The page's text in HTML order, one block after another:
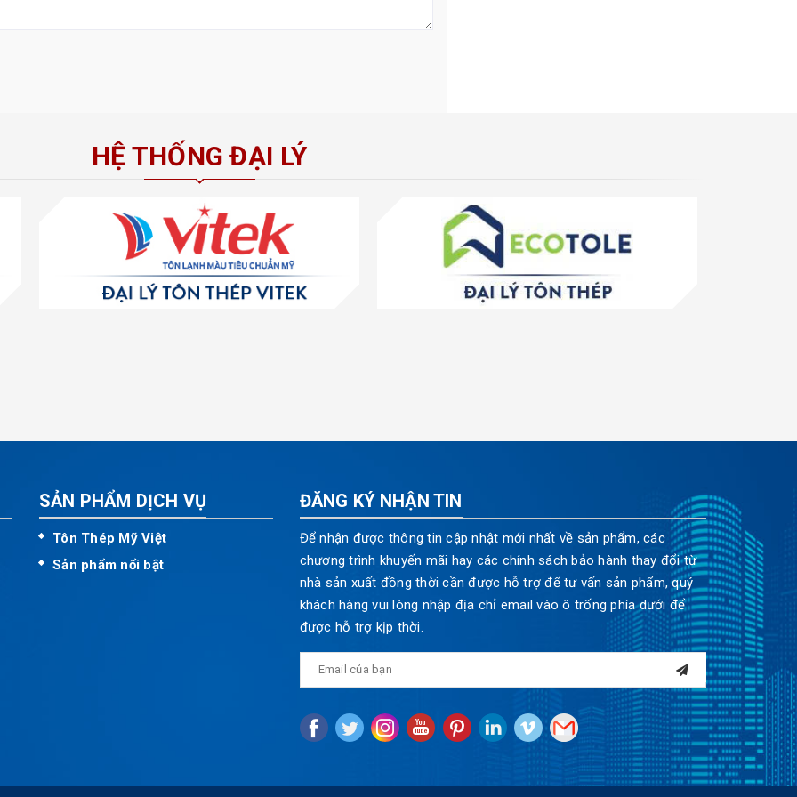
HỆ THỐNG ĐẠI LÝ
SẢN PHẨM DỊCH VỤ
Tôn Thép Mỹ Việt
Sản phẩm nổi bật
ĐĂNG KÝ NHẬN TIN
Để nhận được thông tin cập nhật mới nhất về sản phẩm, các
chương trình khuyến mãi hay các chính sách bảo hành thay đổi từ
nhà sản xuất đồng thời cần được hỗ trợ để tư vấn sản phẩm, quý
khách hàng vui lòng nhập địa chỉ email vào ô trống phía dưới để
được hỗ trợ kịp thời.